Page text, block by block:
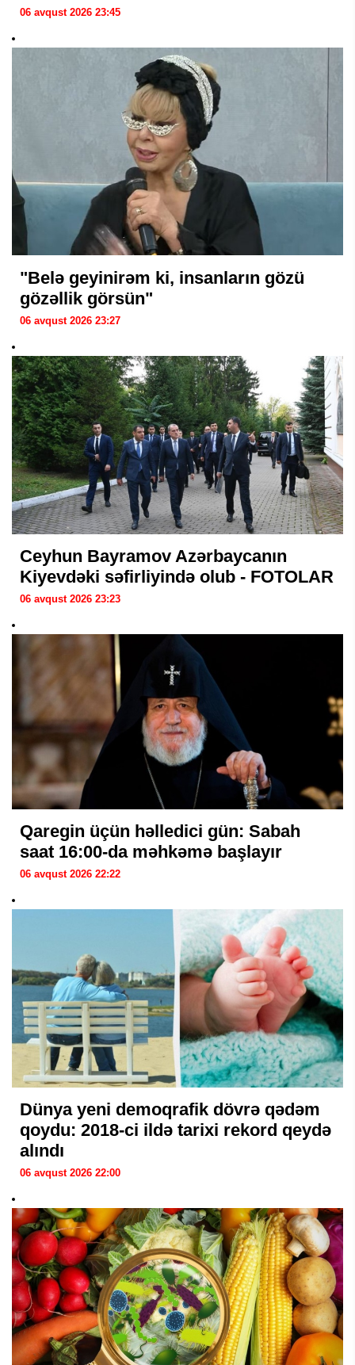
06 avqust 2026 23:45
"Belə geyinirəm ki, insanların gözü
gözəllik görsün"
06 avqust 2026 23:27
Ceyhun Bayramov Azərbaycanın
Kiyevdəki səfirliyində olub - FOTOLAR
06 avqust 2026 23:23
Qaregin üçün həlledici gün: Sabah
saat 16:00-da məhkəmə başlayır
06 avqust 2026 22:22
Dünya yeni demoqrafik dövrə qədəm
qoydu: 2018-ci ildə tarixi rekord qeydə
alındı
06 avqust 2026 22:00